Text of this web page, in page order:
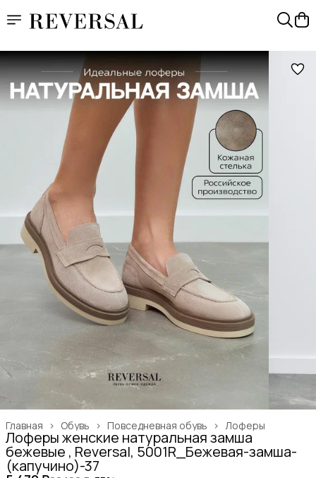
Лоферы
Повседневная обувь ›
Обувь ›
Главная ›
Лоферы женские натуральная замша
бежевые , Reversal, 5001R_Бежевая-замша-
(капучино)-37